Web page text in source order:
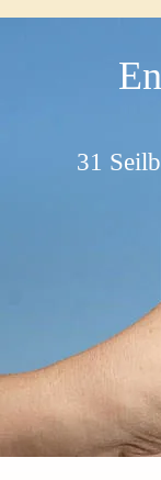
31